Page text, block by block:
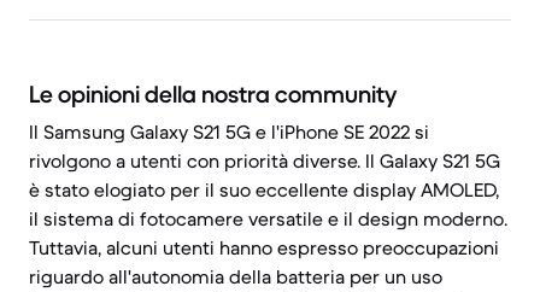
Le opinioni della nostra community
Il Samsung Galaxy S21 5G e l'iPhone SE 2022 si
rivolgono a utenti con priorità diverse. Il Galaxy S21 5G
è stato elogiato per il suo eccellente display AMOLED,
il sistema di fotocamere versatile e il design moderno.
Tuttavia, alcuni utenti hanno espresso preoccupazioni
riguardo all'autonomia della batteria per un uso